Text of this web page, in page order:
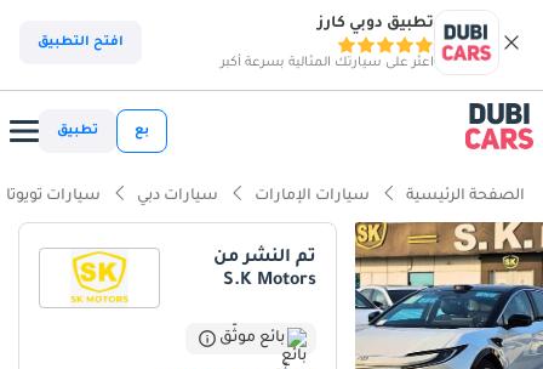
تطبيق دوبي كارز
اعثر على سيارتك المثالية بسرعة أكبر
افتح التطبيق
بع تطبيق
الصفحة الرئيسية سيارات الإمارات سيارات دبي سيارات تويوتا
تم النشر من
S.K Motors
بائع موثّق